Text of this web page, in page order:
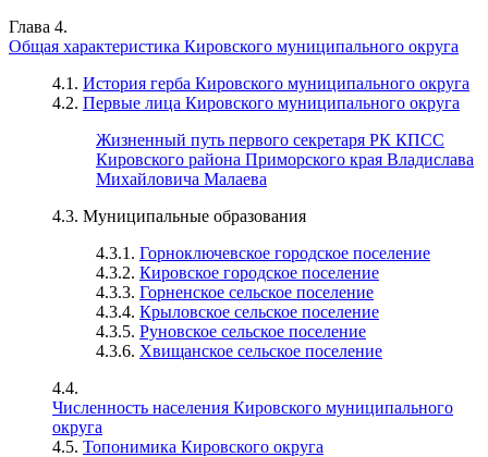
Глава 4.
Общая характеристика Кировского муниципального округа
4.1. История герба Кировского муниципального округа
4.2. Первые лица Кировского муниципального округа
Жизненный путь первого секретаря РК КПСС
Кировского района Приморского края Владислава
Михайловича Малаева
4.3. Муниципальные образования
4.3.1. Горноключевское городское поселение
4.3.2. Кировское городское поселение
4.3.3. Горненское сельское поселение
4.3.4. Крыловское сельское поселение
4.3.5. Руновское сельское поселение
4.3.6. Хвищанское сельское поселение
4.4.
Численность населения Кировского муниципального
округа
4.5. Топонимика Кировского округа